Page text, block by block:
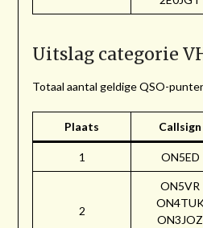
Uitslag categorie
Totaal aantal geldige QSO-
Plaats Callsign
1 ON5ED
2
ON5VR
ON3JOZ